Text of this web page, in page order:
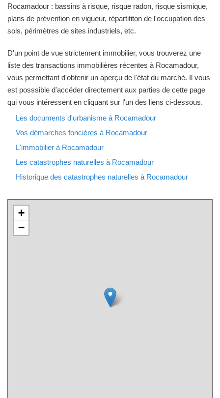
Rocamadour : bassins à risque, risque radon, risque sismique,
plans de prévention en vigueur, répartititon de l'occupation des
sols, périmètres de sites industriels, etc.
D'un point de vue strictement immobilier, vous trouverez une
liste des transactions immobilières récentes à Rocamadour,
vous permettant d'obtenir un aperçu de l'état du marché. Il vous
est posssible d'accéder directement aux parties de cette page
qui vous intéressent en cliquant sur l'un des liens ci-dessous.
Les documents d'urbanisme à Rocamadour
Vos démarches foncières à Rocamadour
L'immobilier à Rocamadour
Les catastrophes naturelles à Rocamadour
Historique des catastrophes naturelles à Rocamadour
+
−